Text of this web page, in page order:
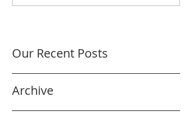
Our Recent Posts
Archive